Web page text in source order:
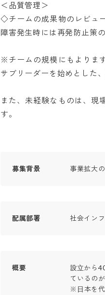
＜品質管理＞
◇チームの成果物のレビュ
障害発生時には再発防止策
※チームの規模にもよりま
サブリーダーを始めとした
また、未経験なものは、現
す。
募集背景 事業拡大
配属部署 社会イン
概要
設⽴から
ているの
※⽇本を